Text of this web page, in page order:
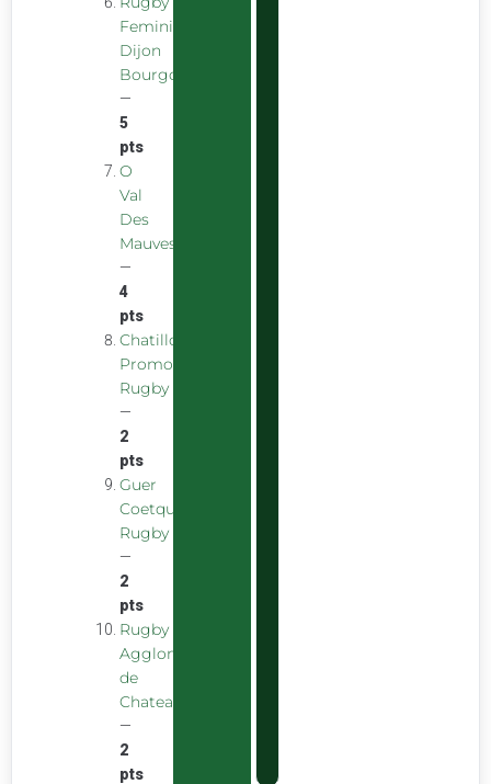
Feminin
Dijon
Bourgogne
—
5
pts
O
Val
Des
Mauves
—
4
pts
Chatillon
Promotion
Rugby
—
2
pts
Guer
Coetquidan
Rugby
—
2
pts
Rugby
Agglomeration
de
Chateaubourg
—
2
pts